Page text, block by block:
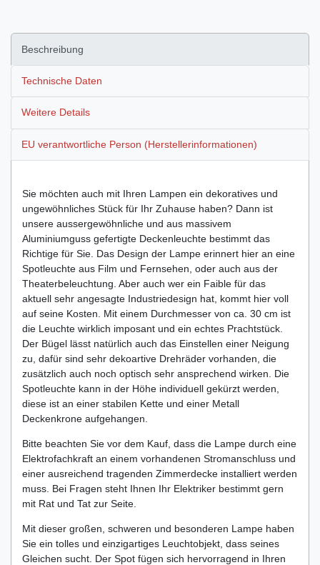
Beschreibung
Technische Daten
Weitere Details
EU verantwortliche Person (Herstellerinformationen)
Sie möchten auch mit Ihren Lampen ein dekoratives und
ungewöhnliches Stück für Ihr Zuhause haben? Dann ist
unsere aussergewöhnliche und aus massivem
Aluminiumguss gefertigte Deckenleuchte bestimmt das
Richtige für Sie. Das Design der Lampe erinnert hier an eine
Spotleuchte aus Film und Fernsehen, oder auch aus der
Theaterbeleuchtung. Aber auch wer ein Faible für das
aktuell sehr angesagte Industriedesign hat, kommt hier voll
auf seine Kosten. Mit einem Durchmesser von ca. 30 cm ist
die Leuchte wirklich imposant und ein echtes Prachtstück.
Der Bügel lässt natürlich auch das Einstellen einer Neigung
zu, dafür sind sehr dekoartive Drehräder vorhanden, die
zusätzlich auch noch optisch sehr ansprechend wirken. Die
Spotleuchte kann in der Höhe individuell gekürzt werden,
diese ist an einer stabilen Kette und einer Metall
Deckenkrone aufgehangen.
Bitte beachten Sie vor dem Kauf, dass die Lampe durch eine
Elektrofachkraft an einem vorhandenen Stromanschluss und
einer ausreichend tragenden Zimmerdecke installiert werden
muss. Bei Fragen steht Ihnen Ihr Elektriker bestimmt gern
mit Rat und Tat zur Seite.
Mit dieser großen, schweren und besonderen Lampe haben
Sie ein tolles und einzigartiges Leuchtobjekt, dass seines
Gleichen sucht. Der Spot fügen sich hervorragend in Ihren